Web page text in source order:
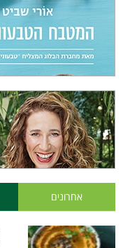
אחרונים